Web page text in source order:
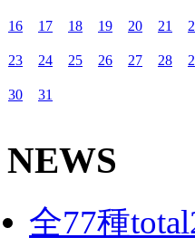
16 17 18 19 20 21
23 24 25 26 27 28
30 31
NEWS
全77種